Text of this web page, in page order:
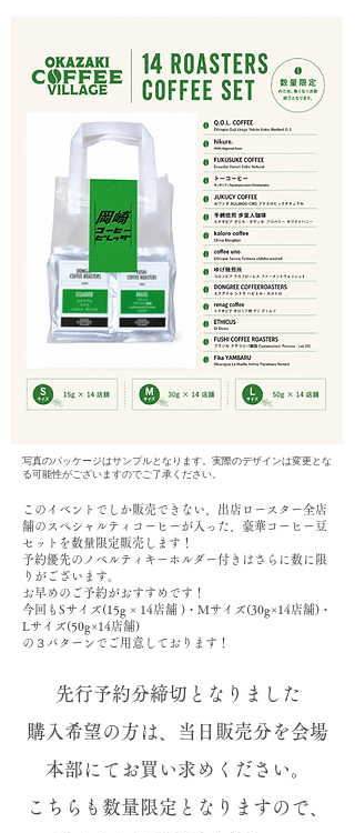
写真のパッケージはサンプルとなります。実際のデザインは変更とな
る可能性がございますのでご了承ください。
このイベントでしか販売できない、出店ロースター全店
舗のスペシャルティコーヒーが入った、豪華コーヒー豆
セットを数量限定販売します！
予約優先のノベルティキーホルダー付きはさらに数に限
りがございます。
お早めのご予約がおすすめです！
今回もSサイズ(15g × 14店舗 )・Mサイズ(30g×14店舗)・
Lサイズ(50g×14店舗)
の３パターンでご用意しております！
先行予約分締切となりました
購入希望の方は、当日販売分を会場
本部にてお買い求めください。
​こちらも数量限定となりますので、